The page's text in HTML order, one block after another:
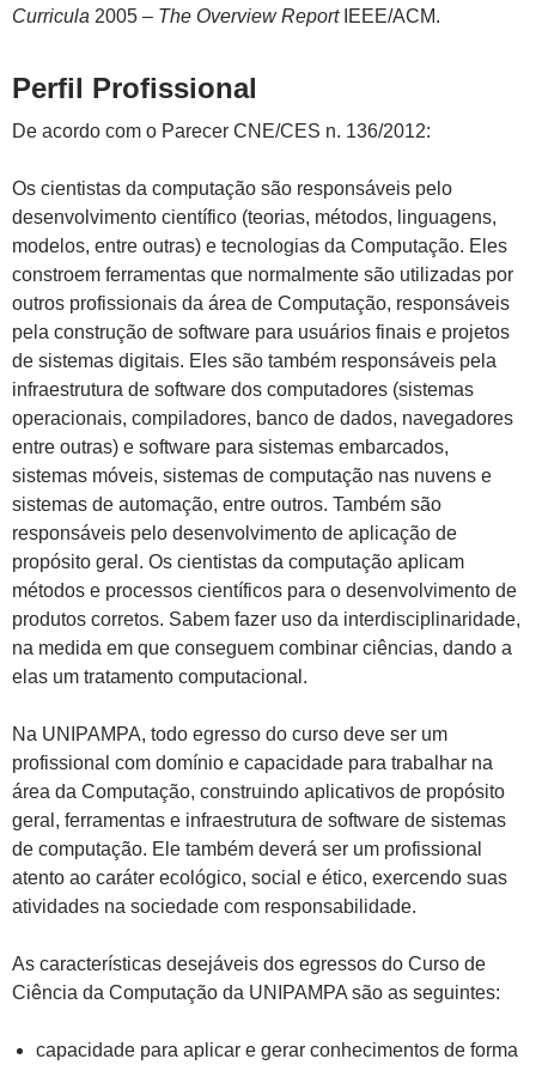
Curricula 2005 – The Overview ReportIEEE/ACM.
Perfil Profissional
De acordo com o Parecer CNE/CES n. 136/2012:
Os cientistas da computação são responsáveis pelo
desenvolvimento científico (teorias, métodos, linguagens,
modelos, entre outras) e tecnologias da Computação. Eles
constroem ferramentas que normalmente são utilizadas por
outros profissionais da área de Computação, responsáveis
pela construção de software para usuários finais e projetos
de sistemas digitais. Eles são também responsáveis pela
infraestrutura de software dos computadores (sistemas
operacionais, compiladores, banco de dados, navegadores
entre outras) e software para sistemas embarcados,
sistemas móveis, sistemas de computação nas nuvens e
sistemas de automação, entre outros. Também são
responsáveis pelo desenvolvimento de aplicação de
propósito geral. Os cientistas da computação aplicam
métodos e processos científicos para o desenvolvimento de
produtos corretos. Sabem fazer uso da interdisciplinaridade,
na medida em que conseguem combinar ciências, dando a
elas um tratamento computacional.
Na UNIPAMPA, todo egresso do curso deve ser um
profissional com domínio e capacidade para trabalhar na
área da Computação, construindo aplicativos de propósito
geral, ferramentas e infraestrutura de software de sistemas
de computação. Ele também deverá ser um profissional
atento ao caráter ecológico, social e ético, exercendo suas
atividades na sociedade com responsabilidade.
As características desejáveis dos egressos do Curso de
Ciência da Computação da UNIPAMPA são as seguintes:
capacidade para aplicar e gerar conhecimentos de forma